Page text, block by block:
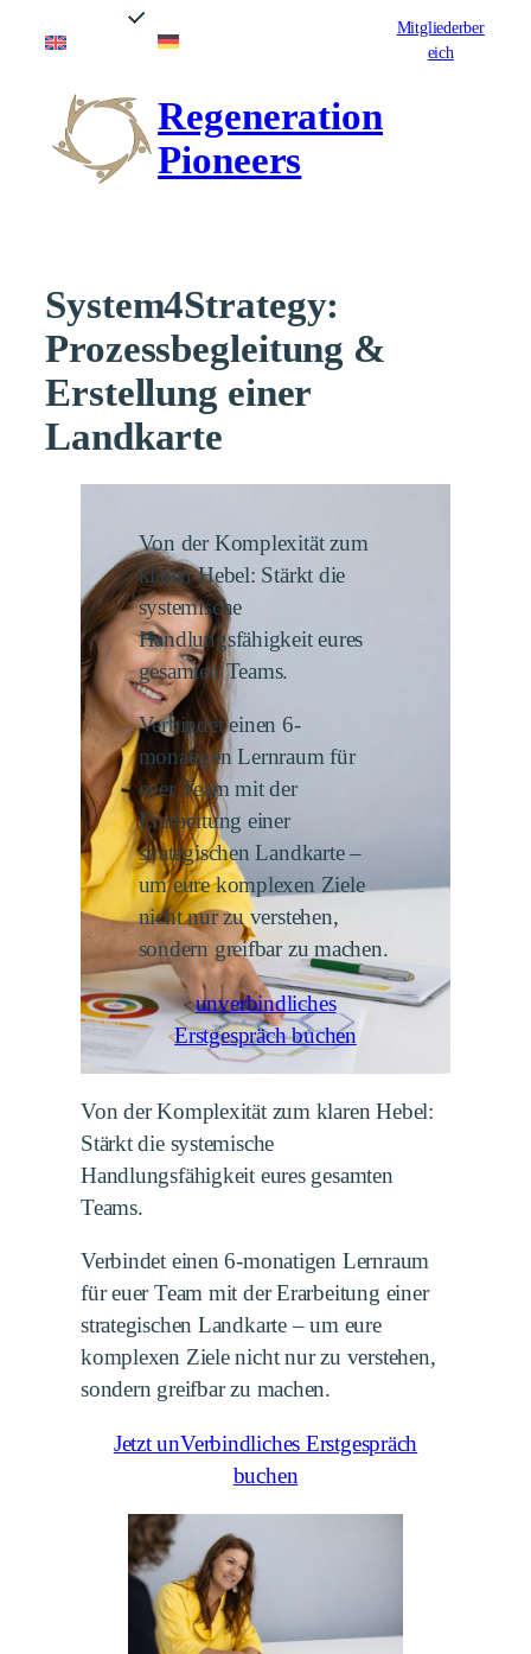
Inhalt
springen
Mitgliederber
eich
Regeneration
Pioneers
System4Strategy:
Prozessbegleitung &
Erstellung einer
Landkarte
Von der Komplexität zum
klaren Hebel: Stärkt die
systemische
Handlungsfähigkeit eures
gesamten Teams.
Verbindet einen 6-
monatigen Lernraum für
euer Team mit der
Erarbeitung einer
strategischen Landkarte –
um eure komplexen Ziele
nicht nur zu verstehen,
sondern greifbar zu machen.
unverbindliches
Erstgespräch buchen
Von der Komplexität zum klaren Hebel:
Stärkt die systemische
Handlungsfähigkeit eures gesamten
Teams.
Verbindet einen 6-monatigen Lernraum
für euer Team mit der Erarbeitung einer
strategischen Landkarte – um eure
komplexen Ziele nicht nur zu verstehen,
sondern greifbar zu machen.
Jetzt unVerbindliches Erstgespräch
buchen